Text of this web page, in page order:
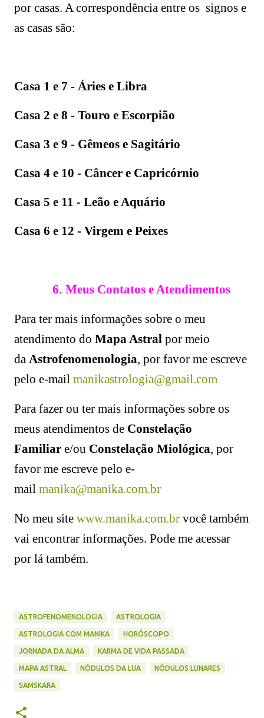
por casas. A correspondência entre os signos e
as casas são:
Casa 1 e 7 - Áries e Libra
Casa 2 e 8 - Touro e Escorpião
Casa 3 e 9 - Gêmeos e Sagitário
Casa 4 e 10 - Câncer e Capricórnio
Casa 5 e 11 - Leão e Aquário
Casa 6 e 12 - Virgem e Peixes
6. Meus Contatos e Atendimentos
Para ter mais informações sobre o meu
atendimento do Mapa Astral por meio
da Astrofenomenologia, por favor me escreve
pelo e-mail manikastrologia@gmail.com
Para fazer ou ter mais informações sobre os
meus atendimentos de Constelação
Familiar e/ou Constelação Miológica, por
favor me escreve pelo e-
mail manika@manika.com.br
No meu site www.manika.com.br você também
vai encontrar informações. Pode me acessar
por lá também.
ASTROFENOMENOLOGIA ASTROLOGIA
ASTROLOGIA COM MANIKA HORÓSCOPO
JORNADA DA ALMA KARMA DE VIDA PASSADA
MAPA ASTRAL NÓDULOS DA LUA NÓDULOS LUNARES
SAMSKARA